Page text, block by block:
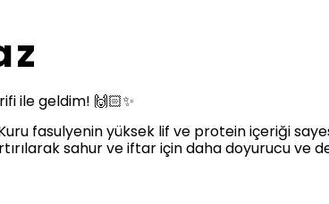
ile geldim! 🙌🏻✨
fasulyenin yüksek lif ve protein içeriği
sahur ve iftar için daha doyurucu ve